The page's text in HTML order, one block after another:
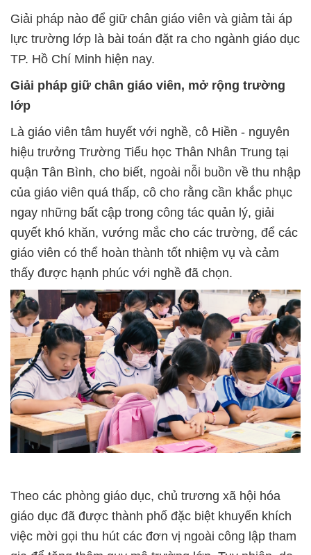
Giải pháp nào để giữ chân giáo viên và giảm tải áp
lực trường lớp là bài toán đặt ra cho ngành giáo dục
TP. Hồ Chí Minh hiện nay.
Giải pháp giữ chân giáo viên, mở rộng trường
lớp
Là giáo viên tâm huyết với nghề, cô Hiền - nguyên
hiệu trưởng Trường Tiểu học Thân Nhân Trung tại
quận Tân Bình, cho biết, ngoài nỗi buồn về thu nhập
của giáo viên quá thấp, cô cho rằng cần khắc phục
ngay những bất cập trong công tác quản lý, giải
quyết khó khăn, vướng mắc cho các trường, để các
giáo viên có thể hoàn thành tốt nhiệm vụ và cảm
thấy được hạnh phúc với nghề đã chọn.
Theo các phòng giáo dục, chủ trương xã hội hóa
giáo dục đã được thành phố đặc biệt khuyến khích
việc mời gọi thu hút các đơn vị ngoài công lập tham